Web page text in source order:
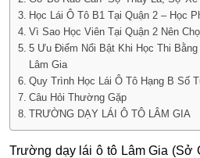
Học Lái Ô Tô B1 Tại Quận 2 – Học
Vì Sao Học Viên Tại Quận 2 Nên
5 Ưu Điểm Nổi Bật Khi Học Thi
Lâm Gia
Quy Trình Học Lái Ô Tô Hạng B Số
Câu Hỏi Thường Gặp
TRƯỜNG DẠY LÁI Ô TÔ LÂM GIA
Trường dạy lái ô tô Lâm Gia (Sở